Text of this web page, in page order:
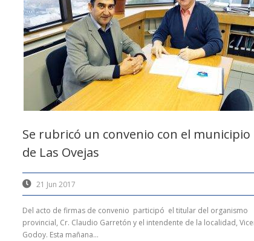
Se rubricó un convenio con el municipio
de Las Ovejas
21 Jun 2017
Del acto de firmas de convenio participó el titular del organismo
provincial, Cr. Claudio Garretón y el intendente de la localidad,
Godoy. Esta mañana...